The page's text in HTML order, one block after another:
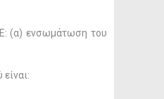
(α) ενσωμάτωση του